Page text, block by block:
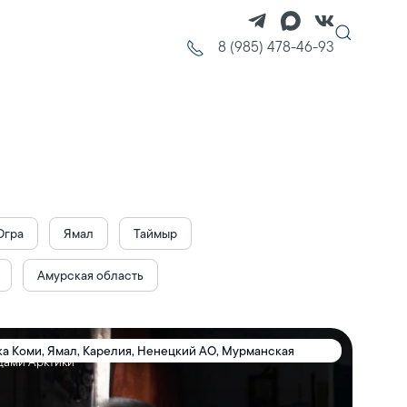
8 (985) 478-46-93
Ямал Таймыр
Амурская область
Коми, Ямал, Карелия, Ненецкий АО, Мурманская
Арктики